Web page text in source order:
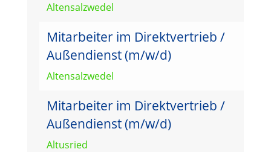
Altensalzwedel
Mitarbeiter im Direktvertrieb /
Außendienst (m/w/d)
Altensalzwedel
Mitarbeiter im Direktvertrieb /
Außendienst (m/w/d)
Altusried